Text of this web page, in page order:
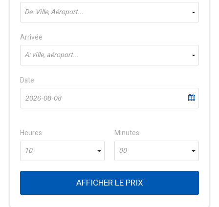
De: Ville, Aéroport...
Arrivée
À: ville, aéroport...
Date
Heures
10
Minutes
00
AFFICHER LE PRIX